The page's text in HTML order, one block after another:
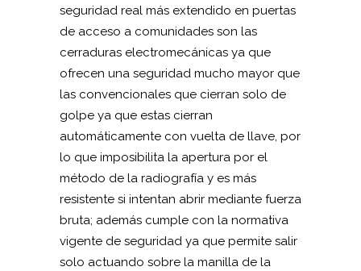
seguridad real más extendido en puertas
de acceso a comunidades son las
cerraduras electromecánicas ya que
ofrecen una seguridad mucho mayor que
las convencionales que cierran solo de
golpe ya que estas cierran
automáticamente con vuelta de llave, por
lo que imposibilita la apertura por el
método de la radiografía y es más
resistente si intentan abrir mediante fuerza
bruta; además cumple con la normativa
vigente de seguridad ya que permite salir
solo actuando sobre la manilla de la